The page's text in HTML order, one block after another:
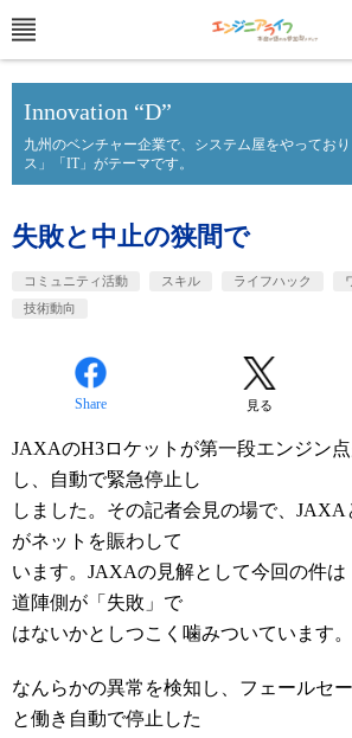
Innovation “D”
九州のベンチャー企業で、システム屋をやってお
ス」「IT」がテーマです。
失敗と中止の狭間で
コミュニティ活動 スキル ライフハック
技術動向
Share 見る
JAXAのH3ロケットが第一段エンジン
し、自動で緊急停止し
しました。その記者会見の場で、JAXA
がネットを賑わして
います。JAXAの見解として今回の件は
道陣側が「失敗」で
はないかとしつこく噛みついています。
なんらかの異常を検知し、フェールセ
と働き自動で停止した